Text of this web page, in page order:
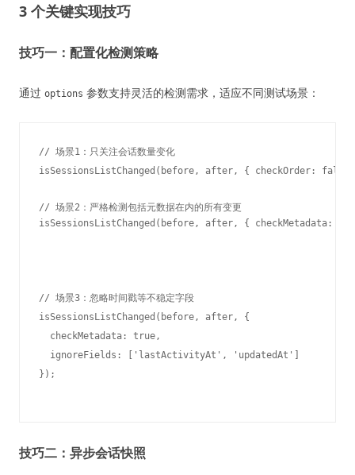
3 个关键实现技巧
技巧一：配置化检测策略
通过 options 参数支持灵活的检测需求，适应不同测试场景：
// 场景1：只关注会话数量变化
isSessionsListChanged(before, after, { checkOrder:
// 场景2：严格检测包括元数据在内的所有变更
isSessionsListChanged(before, after, { checkMetadata:
// 场景3：忽略时间戳等不稳定字段
isSessionsListChanged(before, after, {
  checkMetadata: true,
  ignoreFields: ['lastActivityAt', 'updatedAt']
技巧二：异步会话快照